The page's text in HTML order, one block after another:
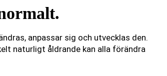
anpassar sig och utvecklas den.
naturligt åldrande kan alla förändra